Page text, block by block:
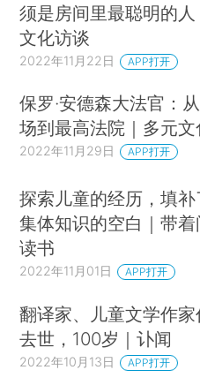
须是房间里最聪明的人
文化访谈
2022年11月22日 APP打开
保罗·安德森大法官：
场到最高法院｜多元文
2022年11月29日 APP打开
探索儿童的经历，填补
集体知识的空白｜带
读书
2022年11月01日 APP打开
翻译家、儿童文学作家
去世，100岁｜讣闻
2022年10月13日 APP打开